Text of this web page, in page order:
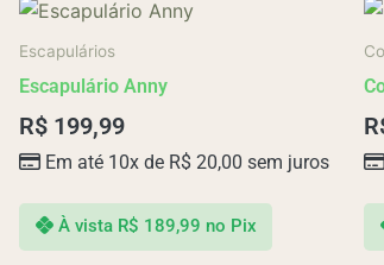
Escapulários
Escapulário Anny
R$ 199,99
Em até 10x de R$ 20,00 sem juros
À vista R$ 189,99 no Pix